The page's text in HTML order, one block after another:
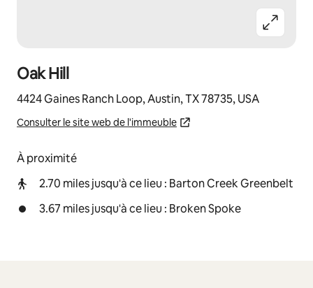
Oak Hill
4424 Gaines Ranch Loop, Austin, TX 78735, USA
Consulter le site web de l'immeuble
À proximité
2.70 miles jusqu'à ce lieu : Barton Creek Greenbelt
3.67 miles jusqu'à ce lieu : Broken Spoke